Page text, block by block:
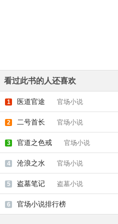
看过此书的人还喜欢
1 医道官途 官场小说
2 二号首长 官场小说
3 官道之色戒 官场小说
4 沧浪之水 官场小说
5 盗墓笔记 盗墓小说
6 官场小说排行榜